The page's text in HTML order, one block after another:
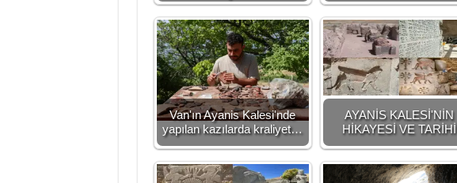
Van'ın Ayanis Kalesi'nde
yapılan kazılarda kraliyet…
AYANİS KALESİ'NİN
HİKAYESİ VE TARİHİ